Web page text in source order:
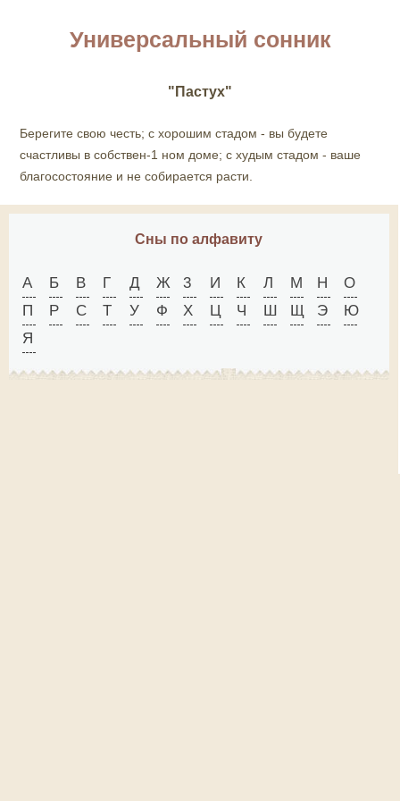
Универсальный сонник
"Пастух"
Берегите свою честь; с хорошим стадом - вы будете
счастливы в собствен-1 ном доме; с худым стадом - ваше
благосостояние и не собирается расти.
Сны по алфавиту
А Б В Г Д Ж 3 И К Л М Н
О
П
Р С Т У Ф X Ц Ч Ш Щ Э
Ю
Я